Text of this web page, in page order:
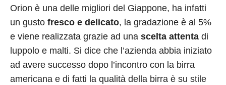
Orion è una delle migliori del Giappone, ha infatti
un gusto fresco e delicato, la gradazione è al 5%
e viene realizzata grazie ad una scelta attenta di
luppolo e malti. Si dice che l’azienda abbia iniziato
ad avere successo dopo l’incontro con la birra
americana e di fatti la qualità della birra è su stile